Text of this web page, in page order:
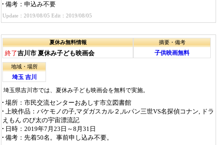
備考 ：申込み不要
Update：2019/08/05 Edit：2019/08/05
夏休み無料情報
終了吉川市 夏休み子ども映画会
摘要・備考
子供映画無料
地域・場所
埼玉 吉川
埼玉県吉川市では、夏休み子ども映画会を無料で実施。
場所 ：市民交流センターおあしす市立図書館
上映作品 ：バケモノの子,マダガスカル２,ルパン三世VS名探偵コナン, ドラ
えもん のび太の宇宙漂流記
日時 ：2019年7月23日～8月31日
備考 ：先着50名。事前申し込み不要。